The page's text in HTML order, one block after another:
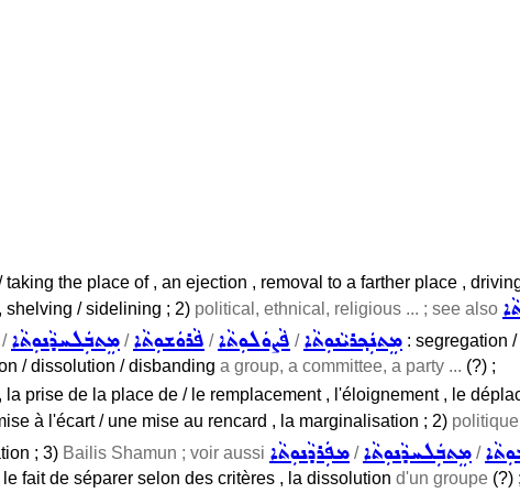
the place of , an ejection , removal to a farther place ,
shelving / sidelining ; 2) political, ethnical, religious ... ; see also
/ܡܸܬܒܲܠܚܕܵܢܘܼܬܵܐ /ܦܵܪܘܿܫܘܼܬܵܐ /ܦܵܨܘܿܠܘܼܬܵܐ /ܡܸܬܢܲܟ݂ܪܝܵܢܘܼܬܵܐ : segregation
/ dissolution / disbanding a group, a committee, a party ... (?) ;
prise de la place de / le remplacement , l'éloignement , le
à l'écart / une mise au rencard , la marginalisation ; 2)
; 3) Bailis Shamun ; voir aussi ܡܦܲܪܕܵܢܘܼܬܵܐ /ܡܸܬܒܲܠܚܕܵܢܘܼܬܵܐ /
fait de séparer selon des critères , la dissolution d'un groupe (?) ;